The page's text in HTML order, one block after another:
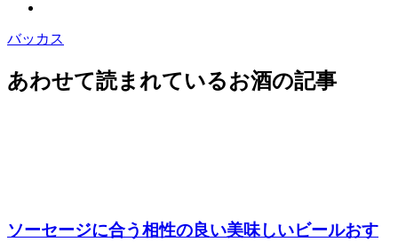
バッカス
あわせて読まれているお酒の記事
ソーセージに合う相性の良い美味しいビールおす